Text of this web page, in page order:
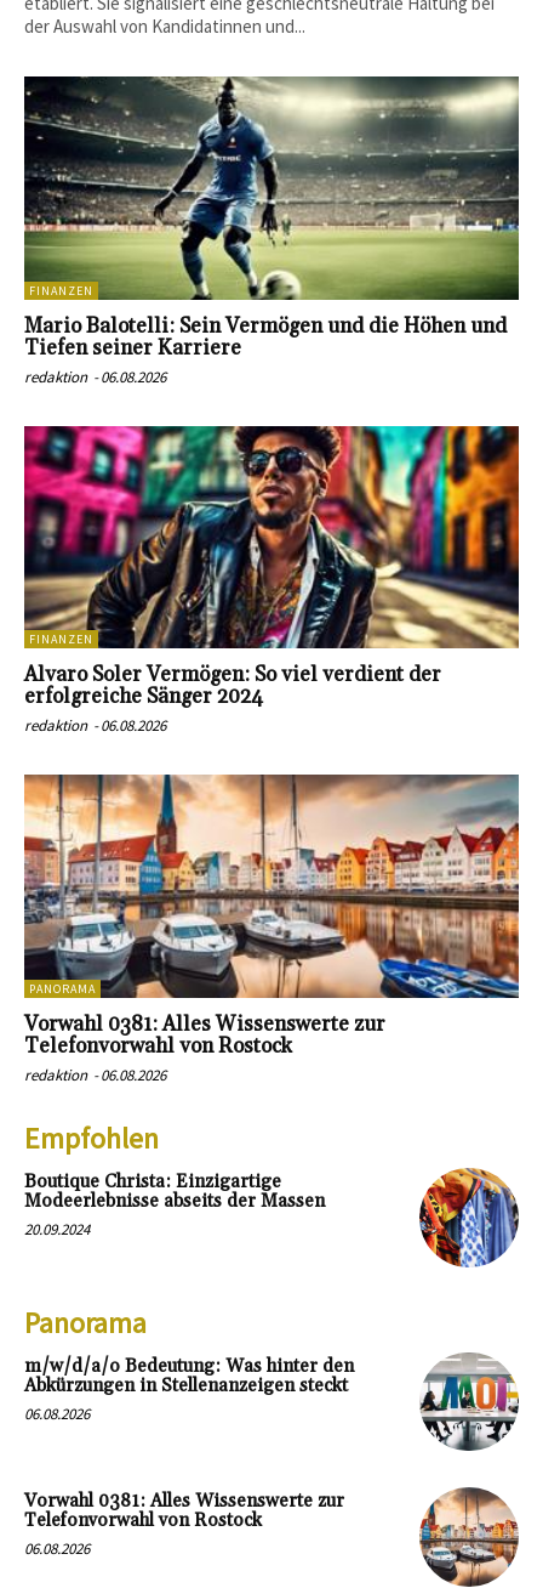
der Auswahl von Kandidatinnen und...
FINANZEN
Mario Balotelli: Sein Vermögen und die Höhen und
Tiefen seiner Karriere
redaktion -06.08.2026
FINANZEN
Alvaro Soler Vermögen: So viel verdient der
erfolgreiche Sänger 2024
redaktion -06.08.2026
PANORAMA
Vorwahl 0381: Alles Wissenswerte zur
Telefonvorwahl von Rostock
redaktion -06.08.2026
Empfohlen
Boutique Christa: Einzigartige
Modeerlebnisse abseits der Massen
20.09.2024
Panorama
m/w/d/a/o Bedeutung: Was hinter den
Abkürzungen in Stellenanzeigen steckt
06.08.2026
Vorwahl 0381: Alles Wissenswerte zur
Telefonvorwahl von Rostock
06.08.2026